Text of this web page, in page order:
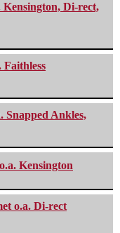
Kensington, Di-rect,
Faithless
Snapped Ankles,
Kensington
o.a. Di-rect